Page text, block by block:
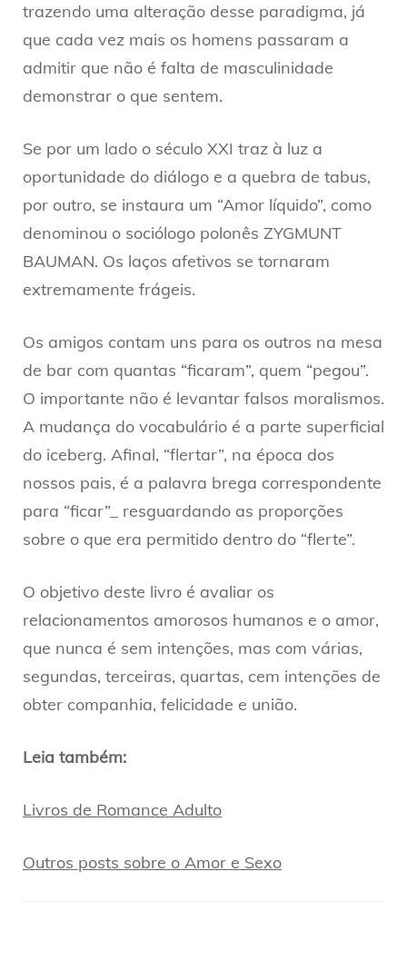
trazendo uma alteração desse paradigma, já
que cada vez mais os homens passaram a
admitir que não é falta de masculinidade
demonstrar o que sentem.
Se por um lado o século XXI traz à luz a
oportunidade do diálogo e a quebra de tabus,
por outro, se instaura um “Amor líquido”, como
denominou o sociólogo polonês ZYGMUNT
BAUMAN. Os laços afetivos se tornaram
extremamente frágeis.
Os amigos contam uns para os outros na mesa
de bar com quantas “ficaram”, quem “pegou”.
O importante não é levantar falsos moralismos.
A mudança do vocabulário é a parte superficial
do iceberg. Afinal, “flertar”, na época dos
nossos pais, é a palavra brega correspondente
para “ficar”_ resguardando as proporções
sobre o que era permitido dentro do “flerte”.
O objetivo deste livro é avaliar os
relacionamentos amorosos humanos e o amor,
que nunca é sem intenções, mas com várias,
segundas, terceiras, quartas, cem intenções de
obter companhia, felicidade e união.
Leia também:
Livros de Romance Adulto
Outros posts sobre o Amor e Sexo